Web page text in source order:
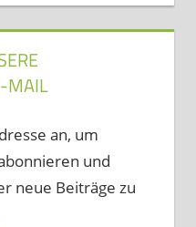
MAIL
an, um
und
neue Beiträge zu